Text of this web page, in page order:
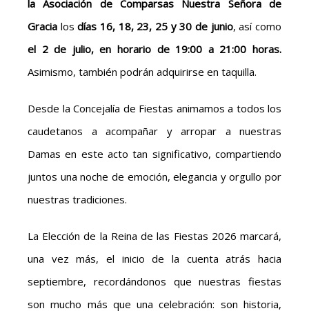
la Asociación de Comparsas Nuestra Señora de
Gracia losdías 16, 18, 23, 25 y 30 de junio, así como
el 2 de julio, en horario de 19:00 a 21:00 horas.
Asimismo, también podrán adquirirse en taquilla.
Desde la Concejalía de Fiestas animamos a todos los
caudetanos a acompañar y arropar a nuestras
Damas en este acto tan significativo, compartiendo
juntos una noche de emoción, elegancia y orgullo por
nuestras tradiciones.
La Elección de la Reina de las Fiestas 2026 marcará,
una vez más, el inicio de la cuenta atrás hacia
septiembre, recordándonos que nuestras fiestas
son mucho más que una celebración: son historia,